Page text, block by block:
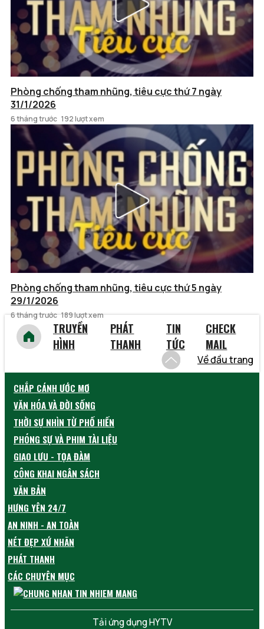
Phòng chống tham nhũng, tiêu cực thứ 7 ngày
31/1/2026
6 tháng trước 192 lượt xem
Phòng chống tham nhũng, tiêu cực thứ 5 ngày
29/1/2026
6 tháng trước 189 lượt xem
TRUYỀN
HÌNH
PHÁT
THANH
TIN
TỨC
CHECK
MAIL
Về đầu trang
CHẮP CÁNH ƯỚC MƠ
VĂN HÓA VÀ ĐỜI SỐNG
THỜI SỰ NHÌN TỪ PHỐ HIẾN
PHÓNG SỰ VÀ PHIM TÀI LIỆU
GIAO LƯU - TỌA ĐÀM
CÔNG KHAI NGÂN SÁCH
VĂN BẢN
HƯNG YÊN 24/7
AN NINH - AN TOÀN
NÉT ĐẸP XỨ NHÃN
PHÁT THANH
CÁC CHUYÊN MỤC
Tải ứng dụng HYTV